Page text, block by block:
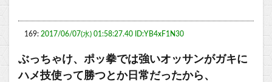
169: 2017/06/07(水) 01:58:27.40 ID:YB4xF1N30
ぶっちゃけ、ポッ拳では強いオッサンがガキに
ハメ技使って勝つとか日常だったから、